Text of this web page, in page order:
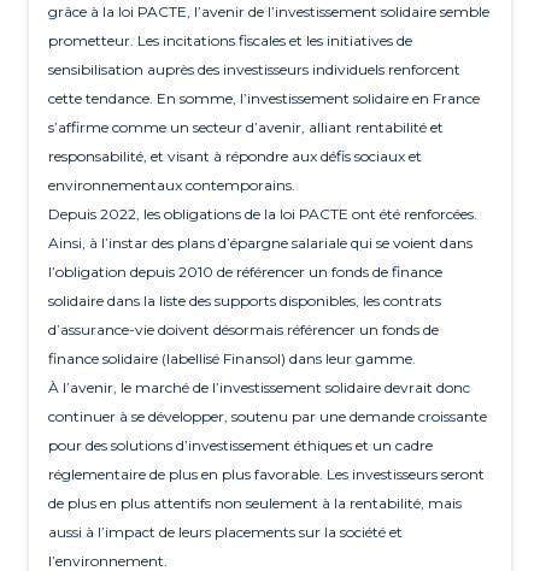
grâce à la loi PACTE, l’avenir de l’investissement solidaire semble
prometteur. Les incitations fiscales et les initiatives de
sensibilisation auprès des investisseurs individuels renforcent
cette tendance. En somme, l’investissement solidaire en France
s’affirme comme un secteur d’avenir, alliant rentabilité et
responsabilité, et visant à répondre aux défis sociaux et
environnementaux contemporains.
Depuis 2022, les obligations de la loi PACTE ont été renforcées.
Ainsi, à l’instar des plans d’épargne salariale qui se voient dans
l’obligation depuis 2010 de référencer un fonds de finance
solidaire dans la liste des supports disponibles, les contrats
d’assurance-vie doivent désormais référencer un fonds de
finance solidaire (labellisé Finansol) dans leur gamme.
À l’avenir, le marché de l’investissement solidaire devrait donc
continuer à se développer, soutenu par une demande croissante
pour des solutions d’investissement éthiques et un cadre
réglementaire de plus en plus favorable. Les investisseurs seront
de plus en plus attentifs non seulement à la rentabilité, mais
aussi à l’impact de leurs placements sur la société et
l’environnement.